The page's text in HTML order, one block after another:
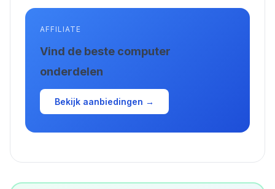
AFFILIATE
Vind de beste computer
onderdelen
Bekijk aanbiedingen →